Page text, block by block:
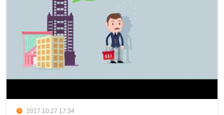
2017.10.27 17:34